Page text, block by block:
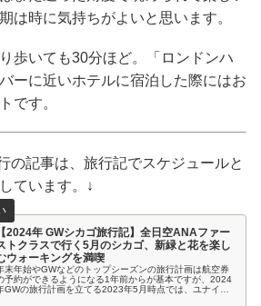
は時に気持ちがよいと思います。
歩いても30分ほど。「ロンドンハ
ーに近いホテルに宿泊した際にはお
です。
の記事は、旅行記でスケジュールと
ています。↓
【2024年 GWシカゴ旅行記】全日空ANAファー
トクラスで行く5月のシカゴ、新緑と花を楽し
ウォーキングを満喫
末年始やGWなどのトップシーズンの旅行計画は航空券
予約ができるようになる1年前からが基本ですが、2024
GWの旅行計画を立てる2023年5月時点では、ユナイテ